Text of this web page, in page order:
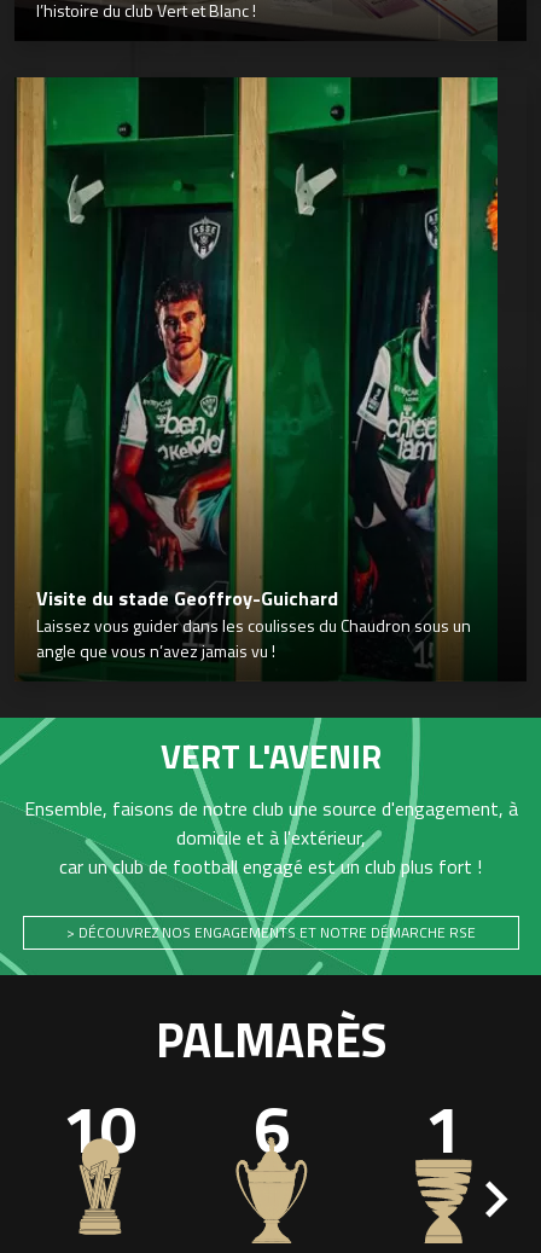
l’histoire du club Vert et Blanc !
Visite du stade Geoffroy-Guichard
Laissez vous guider dans les coulisses du Chaudron sous un
angle que vous n’avez jamais vu !
VERT L'AVENIR
Ensemble, faisons de notre club une source d'engagement, à
domicile et à l'extérieur,
car un club de football engagé est un club plus fort !
> DÉCOUVREZ NOS ENGAGEMENTS ET NOTRE DÉMARCHE RSE
PALMARÈS
10 6 1